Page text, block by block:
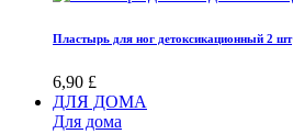
Пластырь для ног детоксикационный 2 шт
6,90 £
ДЛЯ ДОМА
Для дома